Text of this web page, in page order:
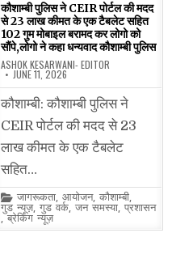
कौशाम्बी पुलिस ने CEIR पोर्टल की मदद
से 23 लाख कीमत के एक टैबलेट सहित
102 गुम मोबाइल बरामद कर लोगो को
सौंपे,लोगो ने कहा धन्यवाद कौशाम्बी पुलिस
ASHOK KESARWANI- EDITOR
JUNE 11, 2026
कौशाम्बी: कौशाम्बी पुलिस ने
CEIR पोर्टल की मदद से 23
लाख कीमत के एक टैबलेट
सहित…
Posted
in
जागरूकता,आयोजन,कौशाम्बी,
गुड न्यूज़,गुड वर्क,जन समस्या,प्रशासन
,ब्रेकिंग न्यूज़